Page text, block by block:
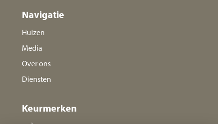
Navigatie
Huizen
Media
Over ons
Diensten
Keurmerken